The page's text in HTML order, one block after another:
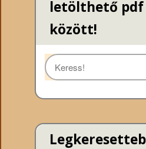
letölthető pdf
között!